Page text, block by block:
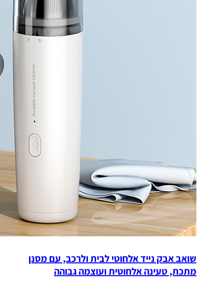
שואב אבק נייד אלחוטי לבית ולרכב, עם מסנן
מתכת, טעינה אלחוטית ועוצמה גבוהה